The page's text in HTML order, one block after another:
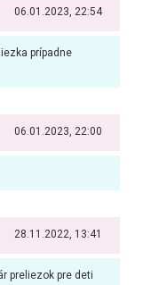
06.01.2023, 22:54
prípadne
06.01.2023, 22:00
28.11.2022, 13:41
preliezok pre deti